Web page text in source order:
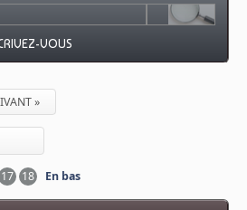
VOUS
»
17 18 En bas